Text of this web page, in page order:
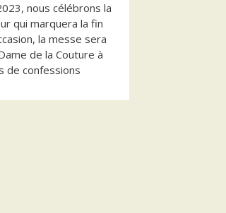
nous célébrons la
qui marquera la fin
la messe sera
de la Couture à
de confessions